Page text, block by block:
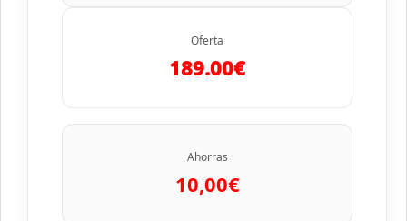
Oferta
189.00€
Ahorras
10,00€